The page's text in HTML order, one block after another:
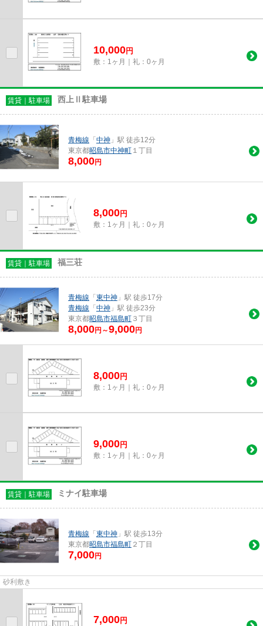
10,000円
敷：1ヶ月｜礼：0ヶ月
賃貸｜駐車場 西上Ⅱ駐車場
青梅線 「 中神 」駅 徒歩12分
東京都昭島市中神町 １丁目
8,000円
8,000円
敷：1ヶ月｜礼：0ヶ月
賃貸｜駐車場 福三荘
青梅線 「 東中神 」駅 徒歩17分
青梅線 「 中神 」駅 徒歩23分
東京都昭島市福島町 ３丁目
8,000円～9,000円
8,000円
敷：1ヶ月｜礼：0ヶ月
9,000円
敷：1ヶ月｜礼：0ヶ月
賃貸｜駐車場 ミナイ駐車場
青梅線 「 東中神 」駅 徒歩13分
東京都昭島市福島町 ２丁目
7,000円
砂利敷き
7,000円